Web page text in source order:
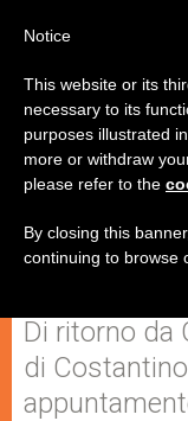
invitiamo i
primo
Di ritorno da
di
Notice
This website or its
necessary to its
purposes illustrated
more or withdraw
please refer to the
By closing this
continuing to browse